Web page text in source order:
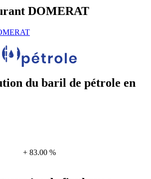
DOMERAT
du baril de pétrole en
+ 83.00 %